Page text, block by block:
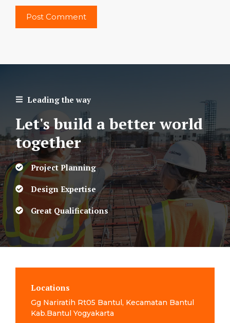
Leading the way
Let's build a better world
together
Project Planning
Design Expertise
Great Qualifications
Locations
Gg Nariratih Rt05 Bantul, Kecamatan Bantul
Kab.Bantul Yogyakarta